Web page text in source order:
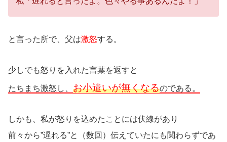
と言った所で、父は激怒する。
少しでも怒りを入れた言葉を返すと
たちまち激怒し、 お小遣いが無くなるのである。
しかも、私が怒りを込めたことには伏線があり
前々から”遅れる”と（数回）伝えていたにも関わらずであ